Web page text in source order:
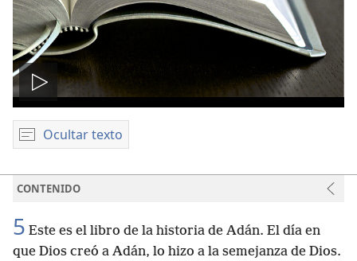
Reproducir
video
Ocultar texto
CONTENIDO
5 Este es el libro de la historia de Adán. El día en
que Dios creó a Adán, lo hizo a la semejanza de Dios.